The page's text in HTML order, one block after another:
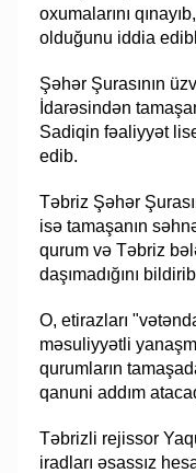
oxumalarını
olduğunu iddia
Şəhər Şurasının
İdarəsindən
Sadiqin fəaliyyət
edib.
Təbriz Şəhər
isə tamaşanın
qurum və Təbriz
daşımadığını
O, etirazları
məsuliyyətli
qurumların
qanuni addım
Təbrizli rejissor
iradları əsassız